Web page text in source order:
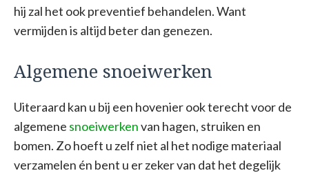
hij zal het ook preventief behandelen. Want
vermijden is altijd beter dan genezen.
Algemene snoeiwerken
Uiteraard kan u bij een hovenier ook terecht voor de
algemene snoeiwerkenvan hagen, struiken en
bomen. Zo hoeft u zelf niet al het nodige materiaal
verzamelen én bent u er zeker van dat het degelijk